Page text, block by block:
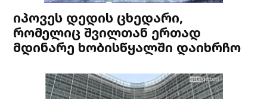
იპოვეს დედის ცხედარი,
რომელიც შვილთან ერთად
მდინარე ხობისწყალში დაიხრჩო